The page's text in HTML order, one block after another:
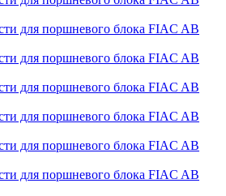
для поршневого блока FIAC AB
для поршневого блока FIAC AB
для поршневого блока FIAC AB
для поршневого блока FIAC AB
для поршневого блока FIAC AB
для поршневого блока FIAC AB